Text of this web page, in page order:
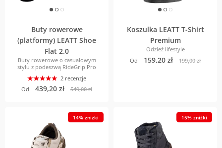
Buty rowerowe
(platformy) LEATT Shoe
Flat 2.0
Buty rowerowe o casualowym
stylu z podeszwą RideGrip Pro
2 recenzje
Od
439,20 zł 549,00 zł
Koszulka LEATT T-Shirt
Premium
Odzież lifestyle
Od
159,20 zł 199,00 zł
14% zniżki 15% zniżki